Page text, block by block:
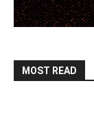
MOST READ